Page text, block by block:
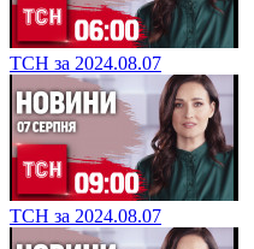
ТСН за 2024.08.07
ТСН за 2024.08.07